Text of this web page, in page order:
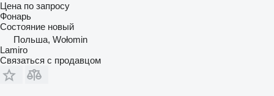
Цена по запросу
Фонарь
Состояние новый
Польша, Wołomin
Lamiro
Связаться с продавцом